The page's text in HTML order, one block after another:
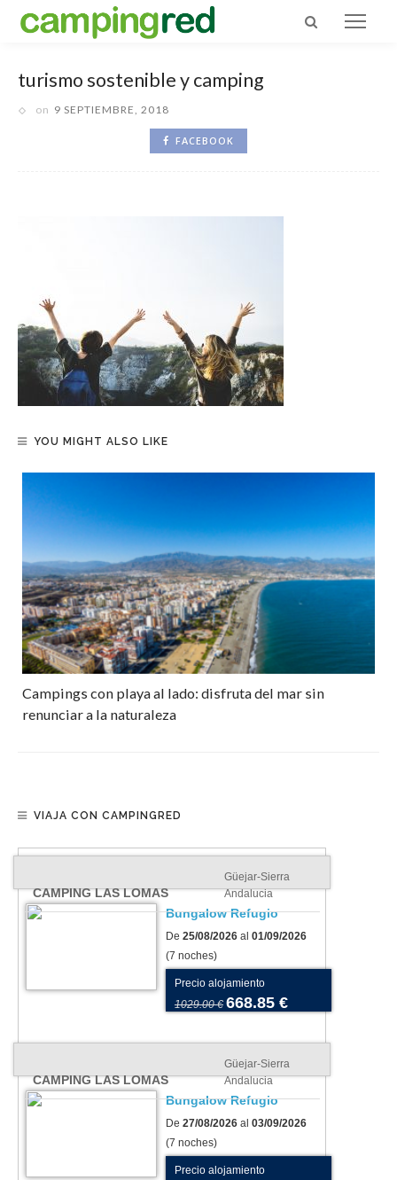
turismo sostenible y camping
on 9 SEPTIEMBRE, 2018
FACEBOOK
YOU MIGHT ALSO LIKE
Campings con playa al lado: disfruta del mar sin
renunciar a la naturaleza
VIAJA CON CAMPINGRED
CAMPING LAS LOMAS
Güejar-Sierra
Andalucia
Bungalow Refugio
De 25/08/2026 al 01/09/2026
(7 noches)
Precio alojamiento
1029.00 € 668.85 €
CAMPING LAS LOMAS
Güejar-Sierra
Andalucia
Bungalow Refugio
De 27/08/2026 al 03/09/2026
(7 noches)
Precio alojamiento